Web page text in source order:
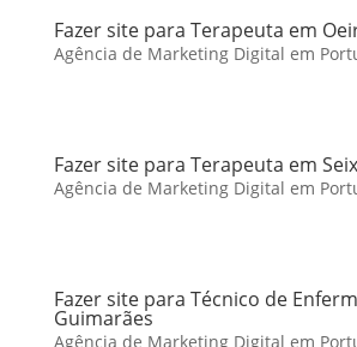
Fazer site para Terapeuta em
Agência de Marketing Digital em
Fazer site para Terapeuta em
Agência de Marketing Digital em
Fazer site para Técnico de
Guimarães
Agência de Marketing Digital em